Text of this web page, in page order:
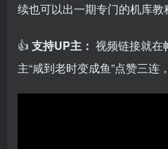
续也可以出一期专门的机库教
👍 支持UP主： 视频链接就在
主“咸到老时变成鱼”点赞三连